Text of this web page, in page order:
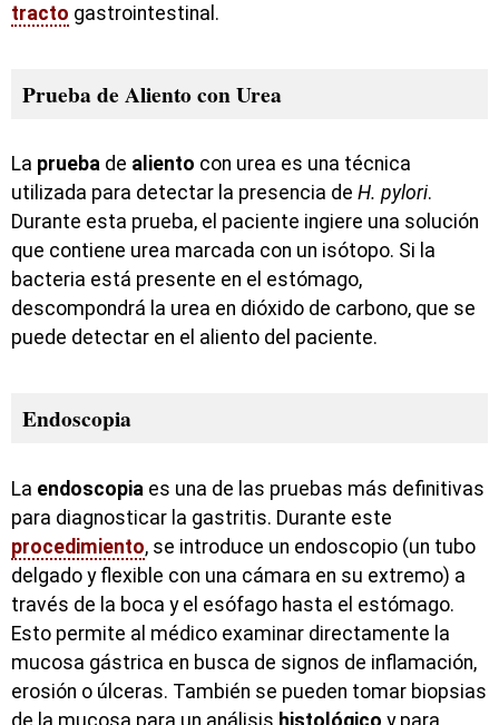
tracto gastrointestinal.
Prueba de Aliento con Urea
La prueba de aliento con urea es una técnica
utilizada para detectar la presencia de H. pylori.
Durante esta prueba, el paciente ingiere una solución
que contiene urea marcada con un isótopo. Si la
bacteria está presente en el estómago,
descompondrá la urea en dióxido de carbono, que se
puede detectar en el aliento del paciente.
Endoscopia
La endoscopia es una de las pruebas más definitivas
para diagnosticar la gastritis. Durante este
procedimiento, se introduce un endoscopio (un tubo
delgado y flexible con una cámara en su extremo) a
través de la boca y el esófago hasta el estómago.
Esto permite al médico examinar directamente la
mucosa gástrica en busca de signos de inflamación,
erosión o úlceras. También se pueden tomar biopsias
de la mucosa para un análisis histológico y para